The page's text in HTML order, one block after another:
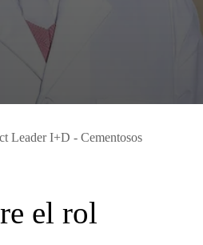
Leader I+D - Cementosos
el rol